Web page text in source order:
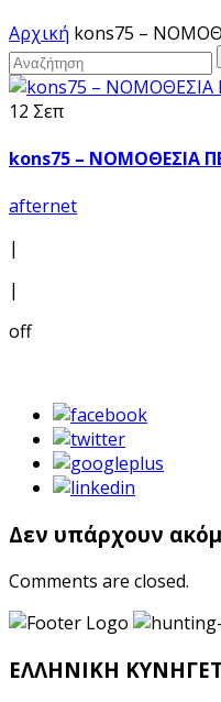
Αρχική kons75 –
12 Σεπ
kons75 – ΝΟΜΟΘΕΣΙΑ
afternet
|
|
off
Δεν υπάρχουν
Comments are closed.
ΕΛΛΗΝΙΚΗ